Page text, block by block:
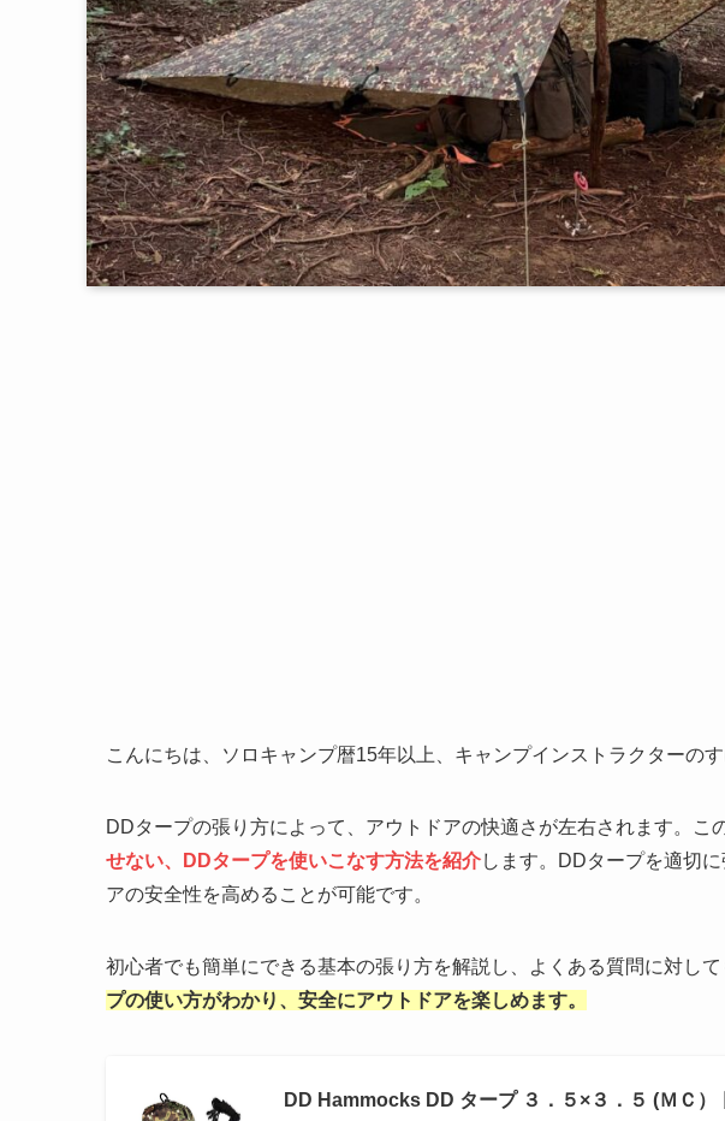
こんにちは、ソロキャンプ暦15年以上、キャンプインストラクターのす
DDタープの張り方によって、アウトドアの快適さが左右されます。こ
せない、DDタープを使いこなす方法を紹介します。DDタープを適切
アの安全性を高めることが可能です。
初心者でも簡単にできる基本の張り方を解説し、よくある質問に対して
プの使い方がわかり 、安全にアウトドアを楽しめます。
DD Hammocks DD タープ ３．５×３．５ (ＭＣ）